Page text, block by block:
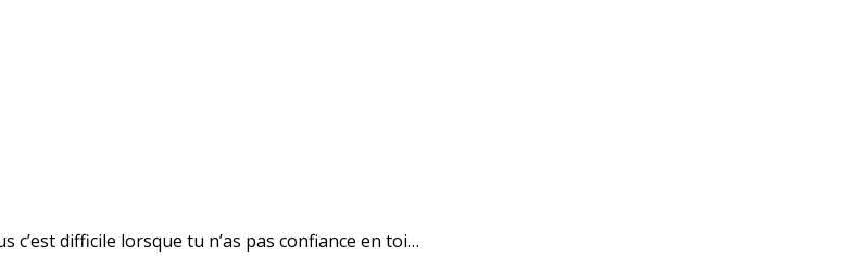
difficile lorsque tu n’as pas confiance en toi…